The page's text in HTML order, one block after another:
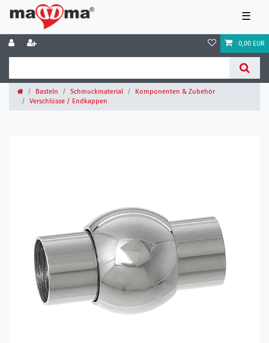
☰
0,00 EUR
Basteln Schmuckmaterial
Komponenten & Zubehör
Verschlüsse / Endkappen